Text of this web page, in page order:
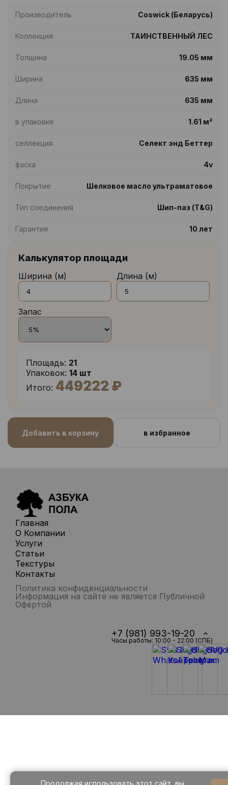
Производитель Coswick (Беларусь)
Коллекция ТАИНСТВЕННЫЙ ЛЕС
Толщина 19.05 мм
Ширина 635 мм
Длина 635 мм
в упаковке 1.61 м²
селлекция Селект энд Беттер
фаска 4v
Покрытие Шелковое масло ультраматовое
Тип соединения Шип-паз (T&G)
Гарантия 10 лет
Калькулятор площади
Ширина (м) Длина (м)
Запас
Площадь: 21
Упаковок: 14 шт
Итого: 449222 ₽
Добавить в корзину в избранное
Главная
О Компании
Услуги
Статьи
Текстуры
Контакты
Политика конфиденциальности
Информация на сайте не является Публичной
Офертой
+7 (981) 993-19-20
Часы работы: 10:00 - 22:00 (СПБ)
Продолжая использовать этот сайт, вы